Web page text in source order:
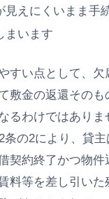
見えにくいまま手
まいます
すい点として、欠
敷金の返還そのも
るわけではありま
条の2により、貸
契約終了かつ物件
料等を差し引いた